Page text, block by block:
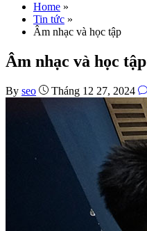
Home »
Tin tức »
Âm nhạc và học tập
Âm nhạc và học tập
By seo Tháng 12 27, 2024